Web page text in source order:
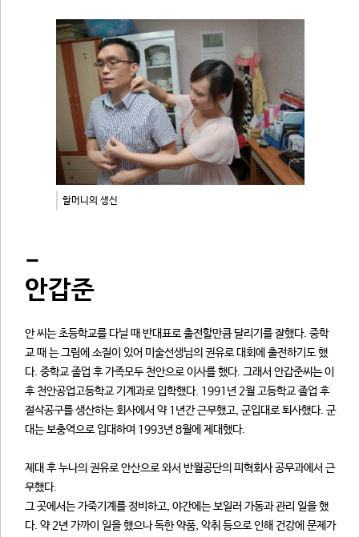
할머니의 생신
-
안갑준
안 씨는 초등학교를 다닐 때 반대표로 출전할만큼 달리기를 잘했다. 중학
교 때 는 그림에 소질이 있어 미술선생님의 권유로 대회에 출전하기도 했
다. 중학교 졸업 후 가족모두 천안으로 이사를 했다. 그래서 안갑준씨는 이
후 천안공업고등학교 기계과로 입학했다. 1991년 2월 고등학교 졸업 후
절삭공구를 생산하는 회사에서 약 1년간 근무했고, 군입대로 퇴사했다. 군
대는 보충역으로 입대하여 1993년 8월에 제대했다.
제대 후 누나의 권유로 안산으로 와서 반월공단의 피혁회사 공무과에서 근
무했다.
그 곳에서는 가죽기계를 정비하고, 야간에는 보일러 가동과 관리 일을 했
다. 약 2년 가까이 일을 했으나 독한 약품, 악취 등으로 인해 건강에 문제가